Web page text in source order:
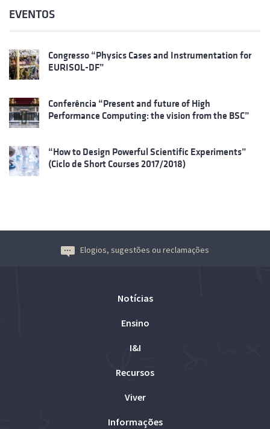
EVENTOS
Congresso “Physics Cases and Instrumentation for
EURISOL-DF”
Conferência “Present and future of High
Performance Computing: the vision from the BSC”
“How to Design Powerful Scientific Experiments”
(Ciclo de Short Courses 2017/2018)
Elogios, sugestões ou reclamações
Notícias
Ensino
I&I
Recursos
Viver
Informações